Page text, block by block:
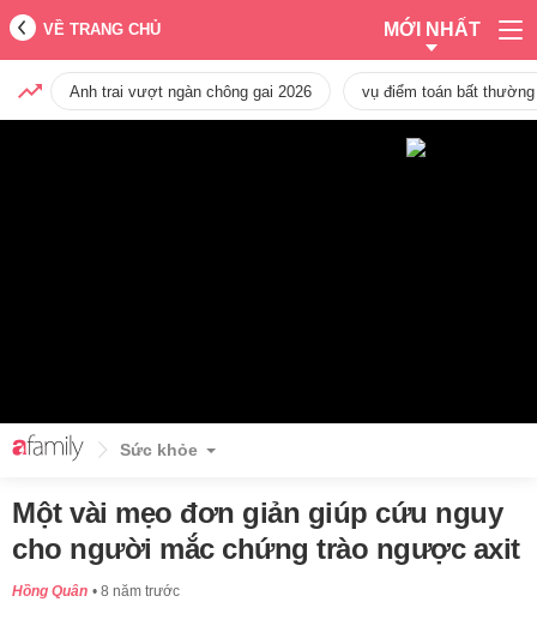
VỀ TRANG CHỦ MỚI NHẤT
Anh trai vượt ngàn chông gai 2026 vụ điểm toán bất
Sức khỏe
Một vài mẹo đơn giản giúp cứu nguy
cho người mắc chứng trào ngược axit
Hồng Quân 8 năm trước